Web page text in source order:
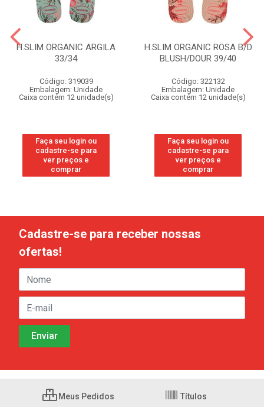
H.SLIM ORGANIC ARGILA
33/34
Código: 319039
Embalagem: Unidade
Caixa contém 12 unidade(s)
Faça seu login ou
cadastre-se para
ver preços e
comprar
H.SLIM ORGANIC ROSA B/D
BLUSH/DOUR 39/40
Código: 322132
Embalagem: Unidade
Caixa contém 12 unidade(s)
Faça seu login ou
cadastre-se para
ver preços e
comprar
Cadastre-se para receber nossas
ofertas!
Meus Pedidos Títulos